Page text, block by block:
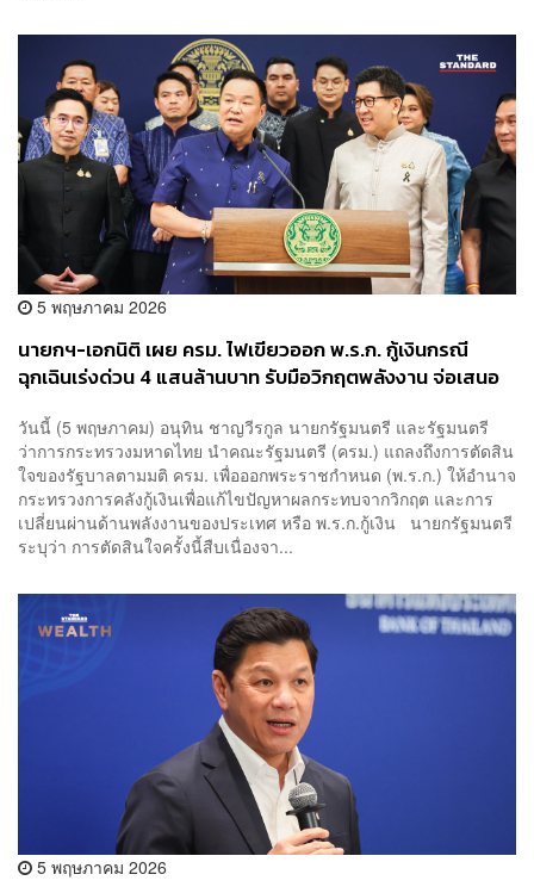
5 พฤษภาคม 2026
นายกฯ-เอกนิติ เผย ครม. ไฟเขียวออก พ.ร.ก. กู้เงินกรณี
ฉุกเฉินเร่งด่วน 4 แสนล้านบาท รับมือวิกฤตพลังงาน จ่อเสนอ
วันนี้ (5 พฤษภาคม) อนุทิน ชาญวีรกูล นายกรัฐมนตรี และรัฐมนตรี
ว่าการกระทรวงมหาดไทย นำคณะรัฐมนตรี (ครม.) แถลงถึงการตัดสิน
ใจของรัฐบาลตามมติ ครม. เพื่อออกพระราชกำหนด (พ.ร.ก.) ให้อำนาจ
กระทรวงการคลังกู้เงินเพื่อแก้ไขปัญหาผลกระทบจากวิกฤต และการ
เปลี่ยนผ่านด้านพลังงานของประเทศ หรือ พ.ร.ก.กู้เงิน นายกรัฐมนตรี
ระบุว่า การตัดสินใจครั้งนี้สืบเนื่องจา...
5 พฤษภาคม 2026